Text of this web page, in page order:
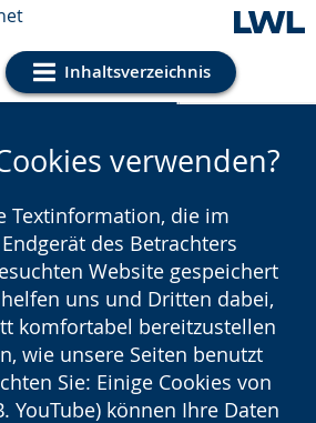
Inhaltsverzeichnis
Einstellungen
verwenden?
Textinformation, die im
des Betrachters
Website gespeichert
uns und Dritten dabei,
komfortabel bereitzustellen
wie unsere Seiten benutzt
Sie: Einige Cookies von
YouTube) können Ihre Daten